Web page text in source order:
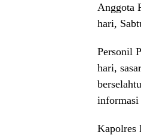
Anggota
hari,
Personil
hari,
informasi
Kapolres